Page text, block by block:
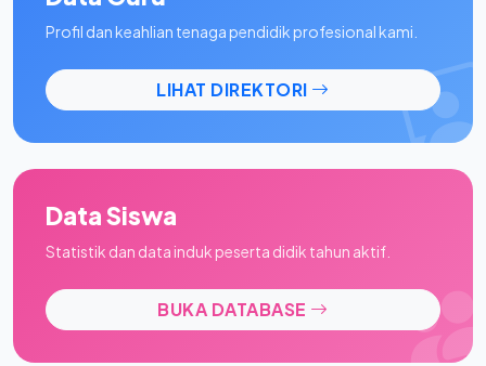
Profil dan keahlian tenaga pendidik profesional kami.
LIHAT DIREKTORI
Data Siswa
Statistik dan data induk peserta didik tahun aktif.
BUKA DATABASE